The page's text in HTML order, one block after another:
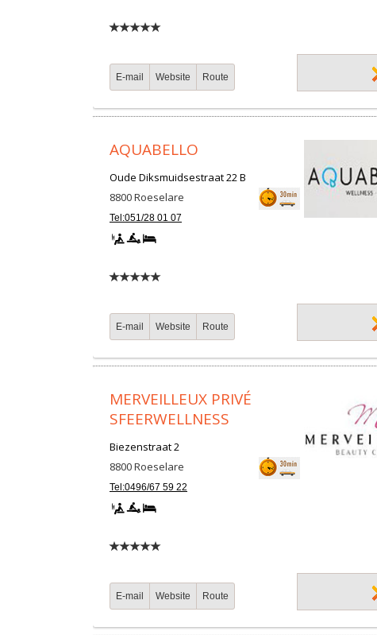
E-mail Website Route
AQUABELLO
Oude Diksmuidsestraat 22 B
8800Roeselare
Tel:051/28 01 07
E-mail Website Route
MERVEILLEUX PRIVÉ
SFEERWELLNESS
Biezenstraat 2
8800Roeselare
Tel:0496/67 59 22
E-mail Website Route